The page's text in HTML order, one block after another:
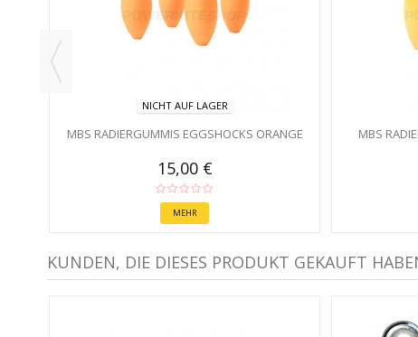
NICHT AUF LAGER
MBS RADIERGUMMIS EGGSHOCKS ORANGE
15,00 €
MEHR
MBS
KUNDEN, DIE DIESES PRODUKT GEKAUFT